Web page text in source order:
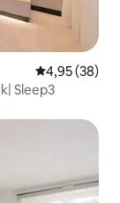
4,95 de uma
4,95 (38)
Sleep3